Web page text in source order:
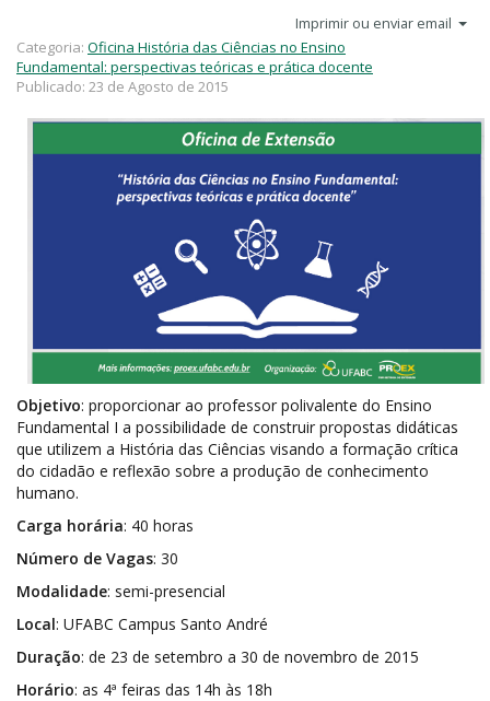
Imprimir ou enviar email
Categoria: Oficina História das Ciências no Ensino
Fundamental: perspectivas teóricas e prática docente
Publicado: 23 de Agosto de 2015
Objetivo: proporcionar ao professor polivalente do Ensino
Fundamental I a possibilidade de construir propostas didáticas
que utilizem a História das Ciências visando a formação crítica
do cidadão e reflexão sobre a produção de conhecimento
humano.
Carga horária: 40 horas
Número de Vagas: 30
Modalidade: semi-presencial
Local: UFABC Campus Santo André
Duração: de 23 de setembro a 30 de novembro de 2015
Horário: as 4ª feiras das 14h às 18h